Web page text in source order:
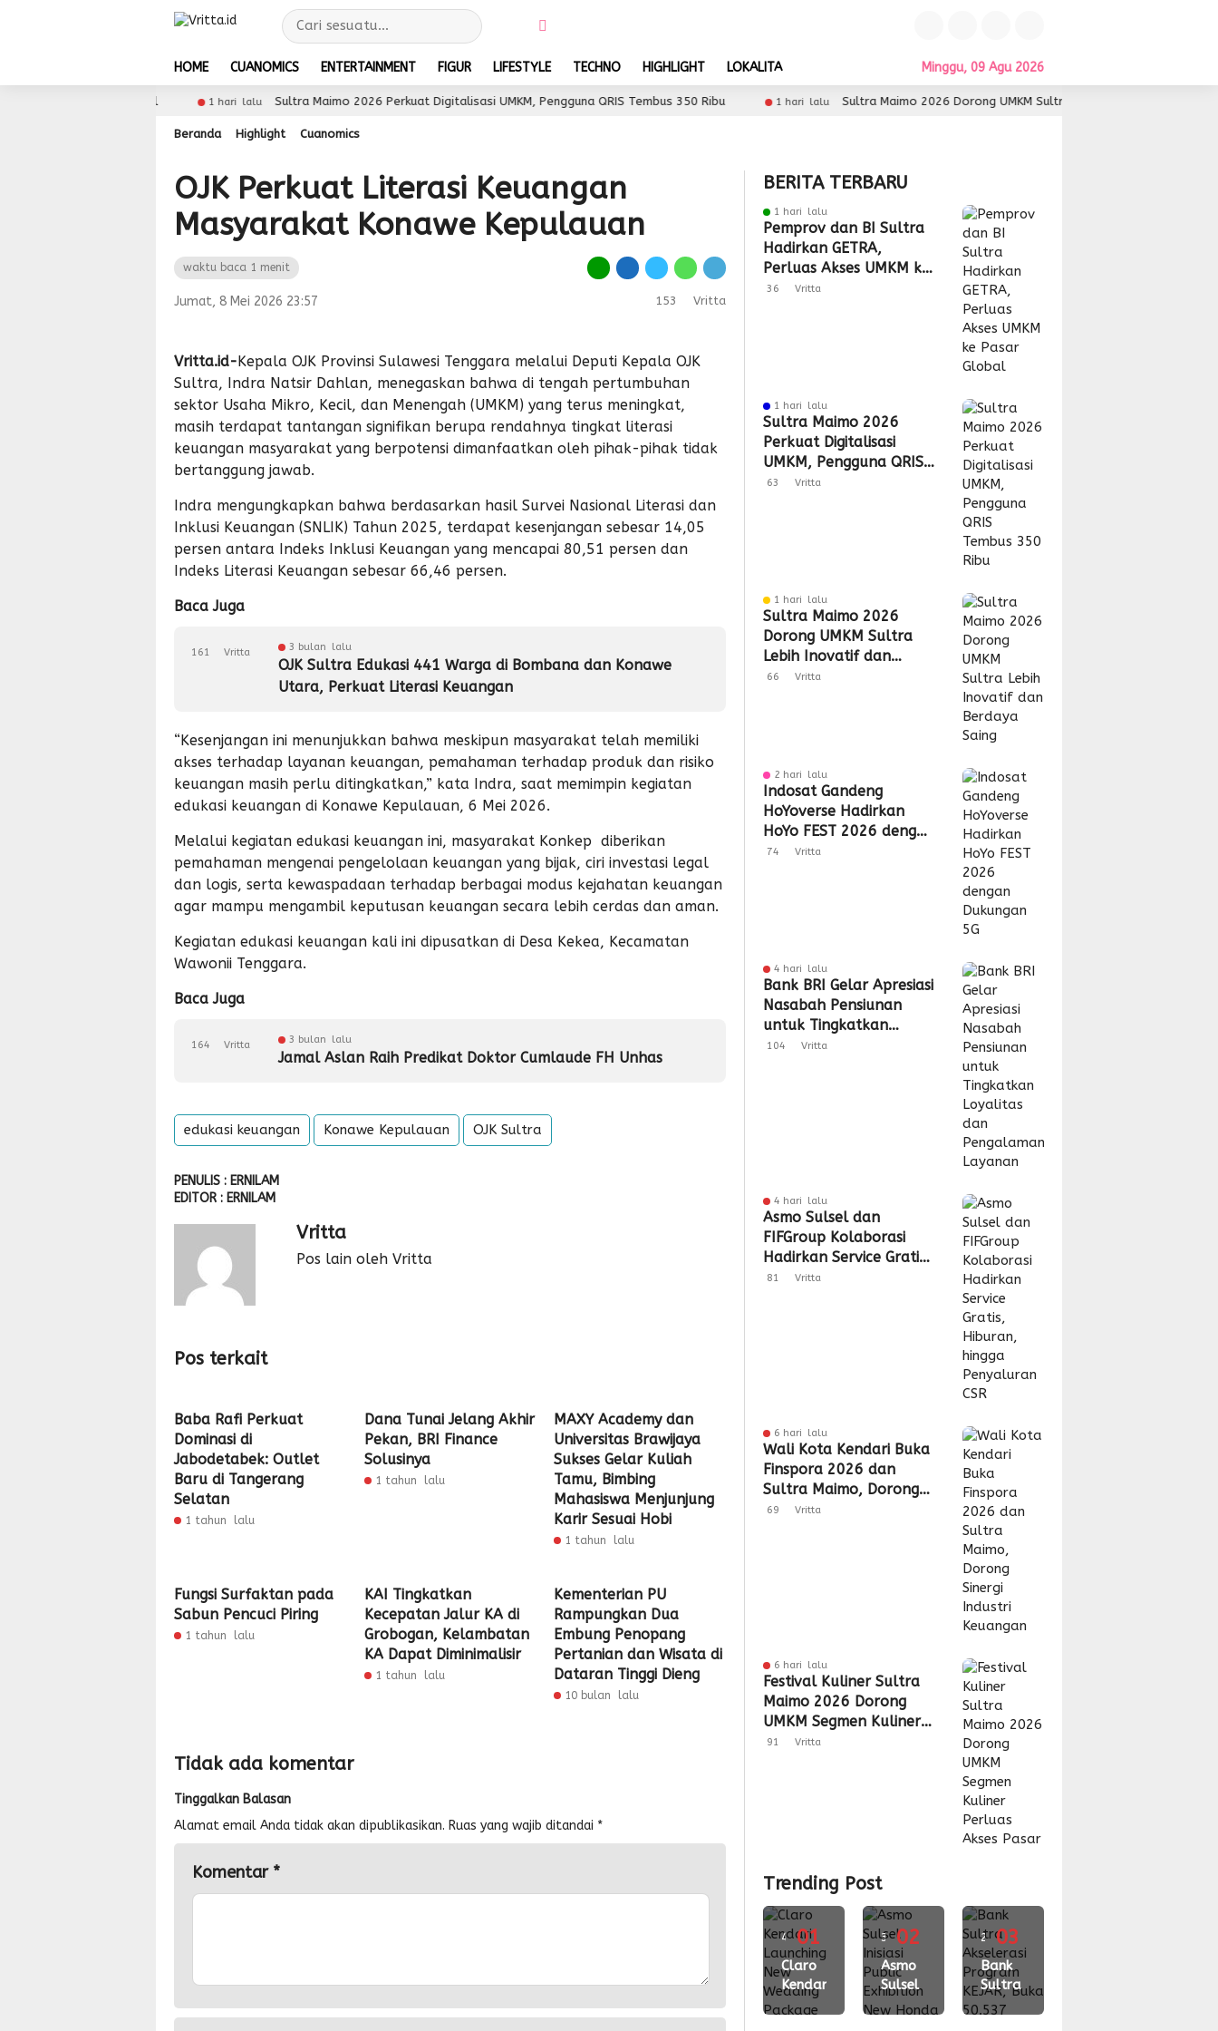
HOME CUANOMICS ENTERTAINMENT FIGUR LIFESTYLE TECHNO HIGHLIGHT LOKALITA Minggu, 09 Agu 2026
1 hari lalu Sultra Maimo 2026 Perkuat Digitalisasi UMKM, Pengguna QRIS Tembus 350 Ribu 1 hari lalu Sultra Maimo 2026 Dorong UMKM Sultra Lebih Inovatif dan Berdaya Saing
Beranda Highlight Cuanomics
OJK Perkuat Literasi Keuangan
Masyarakat Konawe Kepulauan
waktu baca 1 menit
Jumat, 8 Mei 2026 23:57 153 Vritta
Vritta.id-Kepala OJK Provinsi Sulawesi Tenggara melalui Deputi Kepala OJK
Sultra, Indra Natsir Dahlan, menegaskan bahwa di tengah pertumbuhan
sektor Usaha Mikro, Kecil, dan Menengah (UMKM) yang terus meningkat,
masih terdapat tantangan signifikan berupa rendahnya tingkat literasi
keuangan masyarakat yang berpotensi dimanfaatkan oleh pihak-pihak tidak
bertanggung jawab.
Indra mengungkapkan bahwa berdasarkan hasil Survei Nasional Literasi dan
Inklusi Keuangan (SNLIK) Tahun 2025, terdapat kesenjangan sebesar 14,05
persen antara Indeks Inklusi Keuangan yang mencapai 80,51 persen dan
Indeks Literasi Keuangan sebesar 66,46 persen.
Baca Juga
3 bulan lalu
OJK Sultra Edukasi 441 Warga di Bombana dan Konawe
Utara, Perkuat Literasi Keuangan
161 Vritta
“Kesenjangan ini menunjukkan bahwa meskipun masyarakat telah memiliki
akses terhadap layanan keuangan, pemahaman terhadap produk dan risiko
keuangan masih perlu ditingkatkan,” kata Indra, saat memimpin kegiatan
edukasi keuangan di Konawe Kepulauan, 6 Mei 2026.
Melalui kegiatan edukasi keuangan ini, masyarakat Konkep diberikan
pemahaman mengenai pengelolaan keuangan yang bijak, ciri investasi legal
dan logis, serta kewaspadaan terhadap berbagai modus kejahatan keuangan
agar mampu mengambil keputusan keuangan secara lebih cerdas dan aman.
Kegiatan edukasi keuangan kali ini dipusatkan di Desa Kekea, Kecamatan
Wawonii Tenggara.
Baca Juga
3 bulan lalu
Jamal Aslan Raih Predikat Doktor Cumlaude FH Unhas
164 Vritta
edukasi keuangan Konawe Kepulauan OJK Sultra
PENULIS : ERNILAM
EDITOR : ERNILAM
Vritta
Pos lain oleh Vritta
Pos terkait
Baba Rafi Perkuat
Dominasi di
Jabodetabek: Outlet
Baru di Tangerang
Selatan
1 tahun lalu
Dana Tunai Jelang Akhir
Pekan, BRI Finance
Solusinya
1 tahun lalu
MAXY Academy dan
Universitas Brawijaya
Sukses Gelar Kuliah
Tamu, Bimbing
Mahasiswa Menjunjung
Karir Sesuai Hobi
1 tahun lalu
Fungsi Surfaktan pada
Sabun Pencuci Piring
1 tahun lalu
KAI Tingkatkan
Kecepatan Jalur KA di
Grobogan, Kelambatan
KA Dapat Diminimalisir
1 tahun lalu
Kementerian PU
Rampungkan Dua
Embung Penopang
Pertanian dan Wisata di
Dataran Tinggi Dieng
10 bulan lalu
Tidak ada komentar
Tinggalkan Balasan
Alamat email Anda tidak akan dipublikasikan. Ruas yang wajib ditandai *
Komentar *
BERITA TERBARU
1 hari lalu
Pemprov dan BI Sultra
Hadirkan GETRA,
Perluas Akses UMKM ke
Pasar Global
36 Vritta
1 hari lalu
Sultra Maimo 2026
Perkuat Digitalisasi
UMKM, Pengguna QRIS
Tembus 350 Ribu
63 Vritta
1 hari lalu
Sultra Maimo 2026
Dorong UMKM Sultra
Lebih Inovatif dan
Berdaya Saing
66 Vritta
2 hari lalu
Indosat Gandeng
HoYoverse Hadirkan
HoYo FEST 2026 dengan
Dukungan 5G
74 Vritta
4 hari lalu
Bank BRI Gelar Apresiasi
Nasabah Pensiunan
untuk Tingkatkan
Loyalitas dan
104 Vritta
4 hari lalu
Asmo Sulsel dan
FIFGroup Kolaborasi
Hadirkan Service Gratis,
Hiburan, hingga
81 Vritta
6 hari lalu
Wali Kota Kendari Buka
Finspora 2026 dan
Sultra Maimo, Dorong
Sinergi Industri
69 Vritta
6 hari lalu
Festival Kuliner Sultra
Maimo 2026 Dorong
UMKM Segmen Kuliner
Perluas Akses Pasar
91 Vritta
Trending Post
01
4
minggu
lalu
Claro
Kendari
Launching
02
3
minggu
lalu
Asmo
Sulsel
Inisiasi
03
2
minggu
lalu
Bank
Sultra
Akselerasi